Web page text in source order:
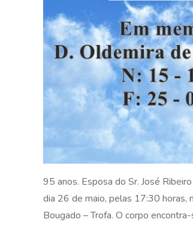
95 anos. Esposa do Sr. José
dia 26 de maio, pelas 17:30 horas,
Bougado – Trofa. O corpo